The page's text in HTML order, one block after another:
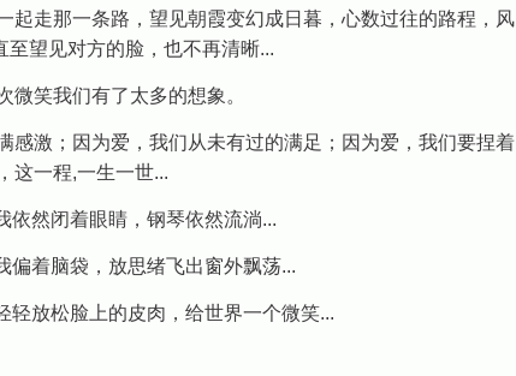
起走那一条路，望见朝霞变幻成日暮，心数过往的路程，风
至望见对方的脸，也不再清晰...
微笑我们有了太多的想象。
感激；因为爱，我们从未有过的满足；因为爱，我们要捏着
这一程,一生一世...
依然闭着眼睛，钢琴依然流淌...
偏着脑袋，放思绪飞出窗外飘荡...
轻放松脸上的皮肉，给世界一个微笑...